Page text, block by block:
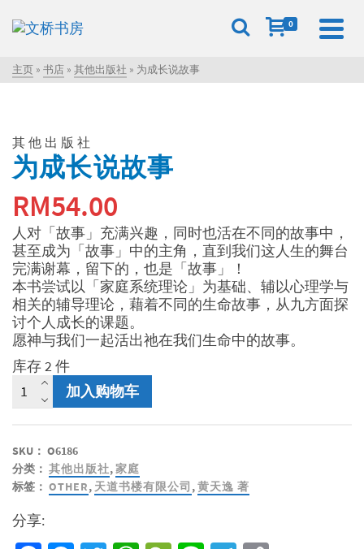
0
主页 » 书店 » 其他出版社 » 为成长说故事
其他出版社
为成长说故事
RM54.00
人对「故事」充满兴趣，同时也活在不同的故事中，
甚至成为「故事」中的主角，直到我们这人生的舞台
完满谢幕，留下的，也是「故事」！
本书尝试以「家庭系统理论」为基础、辅以心理学与
相关的辅导理论，藉着不同的生命故事，从九方面探
讨个人成长的课题。
愿神与我们一起活出祂在我们生命中的故事。
库存 2 件
为
成
故
事
数
加入购物车
SKU： O6186
分类： 其他出版社,家庭
标签： OTHER, 天道书楼有限公司 ,黄天逸 著
分享: